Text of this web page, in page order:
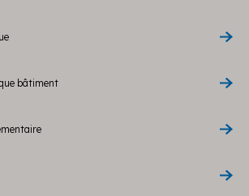
bâtiment